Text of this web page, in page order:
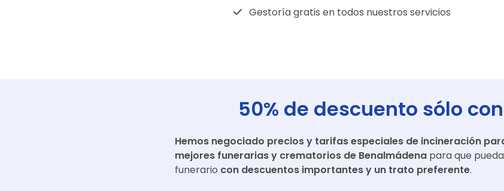
Gestoría gratis en todos nuestros servicios
50% de descuento sólo
Hemos negociado precios y tarifas especiales de incineración
mejores funerarias y crematorios de Benalmádena para que
funerario con descuentos importantes y un trato preferente.